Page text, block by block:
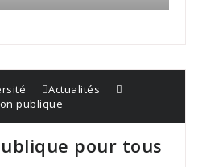
Actualités
publique
pour tous